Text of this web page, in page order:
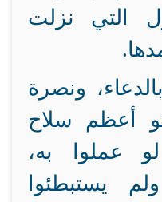
التي نزلت
ونصرة
أعظم سلاح
عملوا به،
يستبطئوا